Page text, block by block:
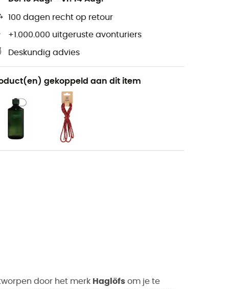
100 dagen recht op retour
+1.000.000 uitgeruste avonturiers
Deskundig advies
gekoppeld aan dit item
door het merk Haglöfs om je te